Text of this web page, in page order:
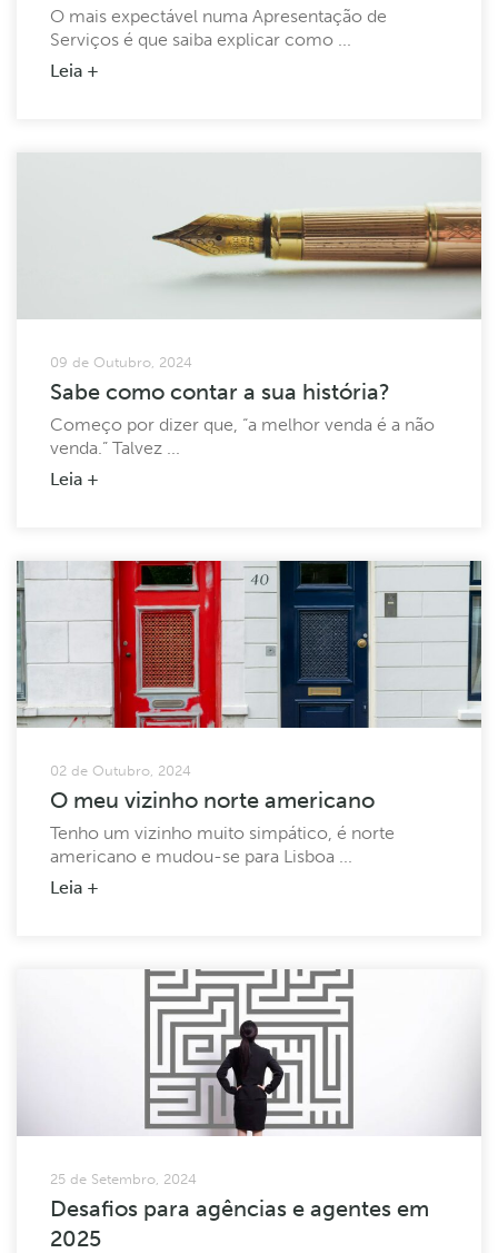
O mais expectável numa Apresentação de
Serviços é que saiba explicar como ...
Leia +
09 de Outubro, 2024
Sabe como contar a sua história?
Começo por dizer que, “a melhor venda é a não
venda.” Talvez ...
Leia +
02 de Outubro, 2024
O meu vizinho norte americano
Tenho um vizinho muito simpático, é norte
americano e mudou-se para Lisboa ...
Leia +
25 de Setembro, 2024
Desafios para agências e agentes em
2025